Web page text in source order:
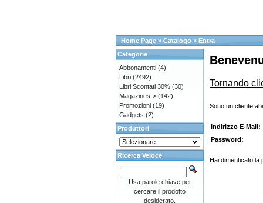
Home Page » Catalogo » Entra
Tornando
Sono un cliente
Indirizzo E-Mail:
Password:
Hai dimenticato la
Categorie
Abbonamenti (4)
Libri (2492)
Libri Scontati 30% (30)
Magazines-> (142)
Promozioni (19)
Gadgets (2)
Produttori
Ricerca Veloce
Usa parole chiave per
cercare il prodotto
desiderato.